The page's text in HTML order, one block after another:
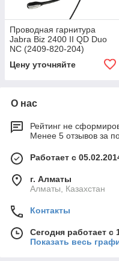
Проводная гарнитура
Jabra Biz 2400 II QD Duo
NC (2409-820-204)
Цену уточняйте
О нас
Рейтинг не
Менее 5 отзывов за
Работает с
г. Алматы
Алматы, Казахстан
Контакты
Сегодня работает с
Показать весь